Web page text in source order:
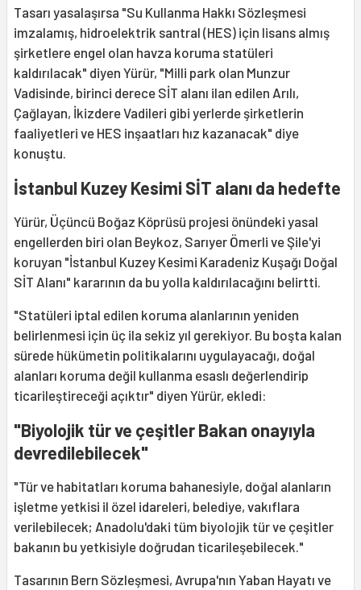
Tasarı yasalaşırsa "Su Kullanma Hakkı Sözleşmesi
imzalamış, hidroelektrik santral (HES) için lisans almış
şirketlere engel olan havza koruma statüleri
kaldırılacak" diyen Yürür, "Milli park olan Munzur
Vadisinde, birinci derece SİT alanı ilan edilen Arılı,
Çağlayan, İkizdere Vadileri gibi yerlerde şirketlerin
faaliyetleri ve HES inşaatları hız kazanacak" diye
konuştu.
İstanbul Kuzey Kesimi SİT alanı da hedefte
Yürür, Üçüncü Boğaz Köprüsü projesi önündeki yasal
engellerden biri olan Beykoz, Sarıyer Ömerli ve Şile'yi
koruyan "İstanbul Kuzey Kesimi Karadeniz Kuşağı Doğal
SİT Alanı" kararının da bu yolla kaldırılacağını belirtti.
"Statüleri iptal edilen koruma alanlarının yeniden
belirlenmesi için üç ila sekiz yıl gerekiyor. Bu boşta kalan
sürede hükümetin politikalarını uygulayacağı, doğal
alanları koruma değil kullanma esaslı değerlendirip
ticarileştireceği açıktır" diyen Yürür, ekledi:
"Biyolojik tür ve çeşitler Bakan onayıyla
devredilebilecek"
"Tür ve habitatları koruma bahanesiyle, doğal alanların
işletme yetkisi il özel idareleri, belediye, vakıflara
verilebilecek; Anadolu'daki tüm biyolojik tür ve çeşitler
bakanın bu yetkisiyle doğrudan ticarileşebilecek."
Tasarının Bern Sözleşmesi, Avrupa'nın Yaban Hayatı ve